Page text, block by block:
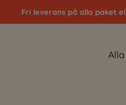
Fri leverans på alla paket